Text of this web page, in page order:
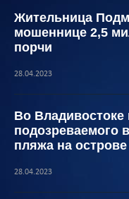
Жительница
мошеннице 2,5
порчи
28.04.2023
Во Владивостоке
подозреваемого
пляжа на
28.04.2023